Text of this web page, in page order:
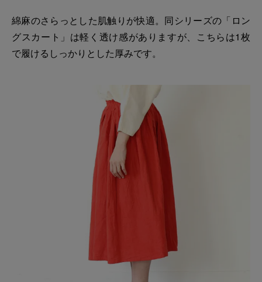
綿麻のさらっとした肌触りが快適。同シリーズの「ロン
グスカート」は軽く透け感がありますが、こちらは1枚
で履けるしっかりとした厚みです。